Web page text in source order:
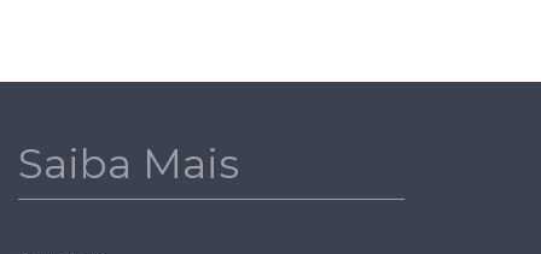
Saiba Mais